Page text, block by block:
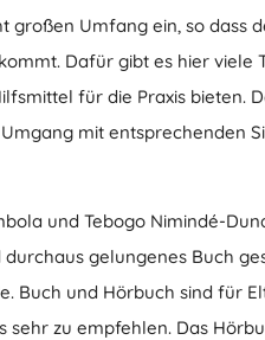
großen Umfang ein, so dass
Dafür gibt es hier viele
für die Praxis bieten.
mit entsprechenden
und Tebogo Nimindé-
gelungenes Buch
Buch und Hörbuch sind für
sehr zu empfehlen. Das